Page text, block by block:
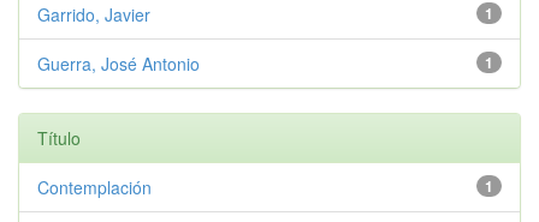
1
Garrido, Javier
1
Guerra, José Antonio
Título
1
Contemplación